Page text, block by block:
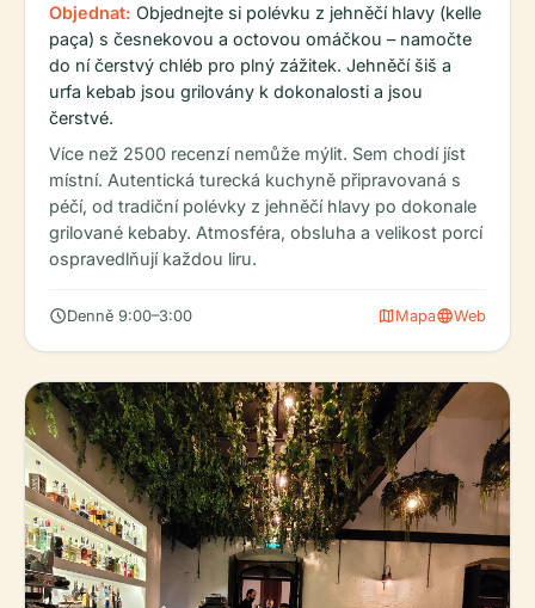
Objednat: Objednejte si polévku z jehněčí hlavy (kelle
paça) s česnekovou a octovou omáčkou – namočte
do ní čerstvý chléb pro plný zážitek. Jehněčí šiš a
urfa kebab jsou grilovány k dokonalosti a jsou
čerstvé.
Více než 2500 recenzí nemůže mýlit. Sem chodí jíst
místní. Autentická turecká kuchyně připravovaná s
péčí, od tradiční polévky z jehněčí hlavy po dokonale
grilované kebaby. Atmosféra, obsluha a velikost porcí
ospravedlňují každou liru.
scheduleDenně 9:00–3:00 mapMapalanguageWeb